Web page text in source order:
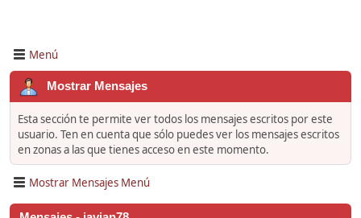
Menú
Mostrar Mensajes
Esta sección te permite ver todos los mensajes escritos por este
usuario. Ten en cuenta que sólo puedes ver los mensajes escritos
en zonas a las que tienes acceso en este momento.
Mostrar Mensajes Menú